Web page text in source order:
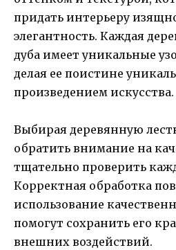
придать интерьеру
элегантность. Каждая
дуба имеет уникальные
делая ее поистине
произведением искусства.
Выбирая деревянную
обратить внимание на
тщательно проверить
Корректная обработка
использование
помогут сохранить его
внешних воздействий.